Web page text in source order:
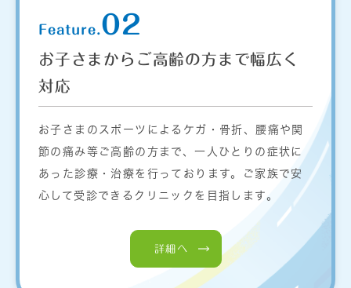
Feature.02
お子さまからご高齢の方まで幅広く
対応
お子さまのスポーツによるケガ・骨折、腰痛や関
節の痛み等ご高齢の方まで、一人ひとりの症状に
あった診療・治療を行っております。ご家族で安
心して受診できるクリニックを目指します。
詳細へ